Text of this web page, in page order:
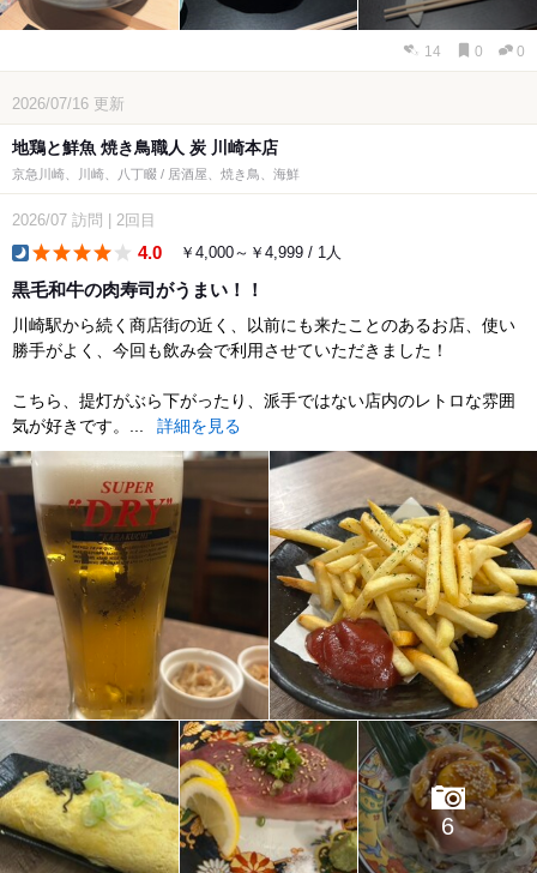
14 0 0
2026/07/16 更新
地鶏と鮮魚 焼き鳥職人 炭 川崎本店
京急川崎、川崎、八丁畷 / 居酒屋、焼き鳥、海鮮
2026/07 訪問 2回目
4.0 ￥4,000～￥4,999 / 1人
黒毛和牛の肉寿司がうまい！！
川崎駅から続く商店街の近く、以前にも来たことのあるお店、使い
勝手がよく、今回も飲み会で利用させていただきました！
こちら、提灯がぶら下がったり、派手ではない店内のレトロな雰囲
気が好きです。...
詳細を見る
6